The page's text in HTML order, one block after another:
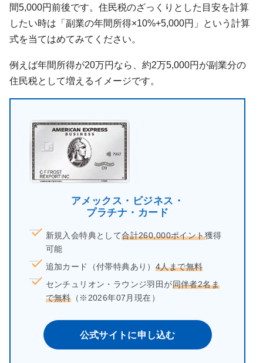
間5,000円前後です。住民税のざっくりとした目安を計算
したい時は「副業の年間所得×10%+5,000円」という計算
式を当てはめてみてください。
例えば年間所得が20万円なら、約2万5,000円が副業分の
住民税として増えるイメージです。
アメックス・ビジネス・
プラチナ・カード
新規入会特典として合計260,000ポイント獲得
可能
追加カード（付帯特典あり） 4人まで無料
センチュリオン・ラウンジ羽田が同伴者2名ま
で無料（※2026年07月現在）
公式サイトに申し込む